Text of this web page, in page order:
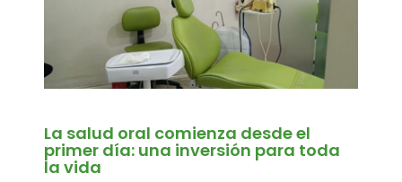
La salud oral comienza desde el
primer día: una inversión para toda
la vida